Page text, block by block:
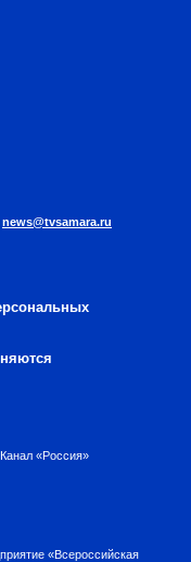
news@tvsamara.ru
«Россия»
«Всероссийская